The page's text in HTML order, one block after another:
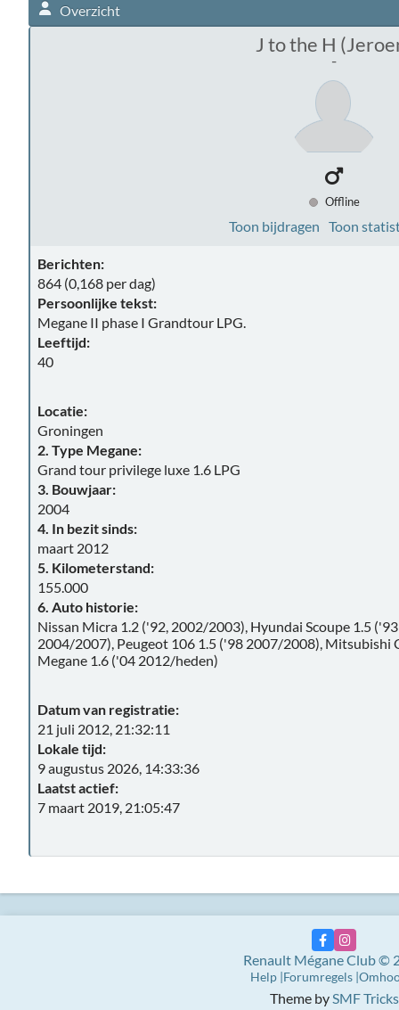
Overzicht
J to the H
-
Offline
Toon bijdragen Toon
Berichten:
864 (0,168 per dag)
Persoonlijke tekst:
Megane II phase I Grandtour LPG.
Leeftijd:
40
Locatie:
Groningen
2. Type Megane:
Grand tour privilege luxe 1.6 LPG
3. Bouwjaar:
2004
4. In bezit sinds:
maart 2012
5. Kilometerstand:
155.000
6. Auto historie:
Nissan Micra 1.2 ('92, 2002/2003), Hyundai Scoupe 1.5
2004/2007), Peugeot 106 1.5 ('98 2007/2008), Mitsubishi
Megane 1.6 ('04 2012/heden)
Datum van registratie:
21 juli 2012, 21:32:11
Lokale tijd:
9 augustus 2026, 14:33:36
Laatst actief:
7 maart 2019, 21:05:47
Theme bySMF Tricks
Renault Mégane Club ©
Help Forumregels